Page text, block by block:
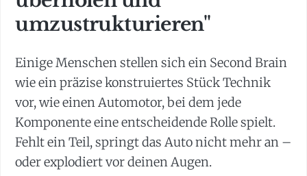
umzustrukturieren"
Einige Menschen stellen sich ein Second Brain
wie ein präzise konstruiertes Stück Technik
vor, wie einen Automotor, bei dem jede
Komponente eine entscheidende Rolle spielt.
Fehlt ein Teil, springt das Auto nicht mehr an –
oder explodiert vor deinen Augen.